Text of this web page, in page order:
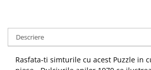
Descriere
Rasfata-ti simturile cu acest Puzzle in